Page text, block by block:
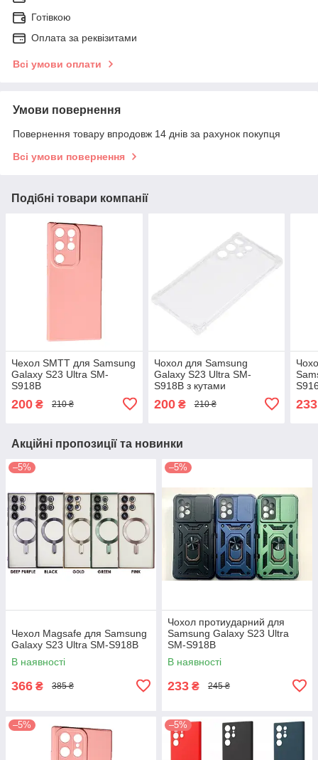
Готівкою
Оплата за реквізитами
Всі умови оплати
Умови повернення
Повернення товару впродовж 14 днів за рахунок покупця
Всі умови повернення
Подібні товари компанії
Чехол SMTT для Samsung
Galaxy S23 Ultra SM-
S918B
200 ₴ 210 ₴
Чохол для Samsung
Galaxy S23 Ultra SM-
S918B з кутами
200₴ 210 ₴ 233
Акційні пропозиції та новинки
–5%
Чехол Magsafe для Samsung
Galaxy S23 Ultra SM-S918B
В наявності
366 ₴ 385 ₴
–5%
Чохол протиударний для
Samsung Galaxy S23 Ultra
SM-S918B
В наявності
233 ₴ 245 ₴
–5% –5%